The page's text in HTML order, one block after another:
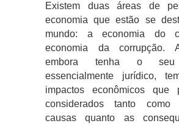
Existem duas áreas de
economia que estão se
mundo: a economia do
economia da corrupção.
embora tenha o seu
essencialmente jurídico,
impactos econômicos que
considerados tanto
causas quanto as